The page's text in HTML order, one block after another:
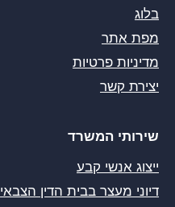
בלוג
מפת אתר
מדיניות פרטיות
יצירת קשר
שירותי המשרד
ייצוג אנשי קבע
דיוני מעצר בבית הדין הצבאי